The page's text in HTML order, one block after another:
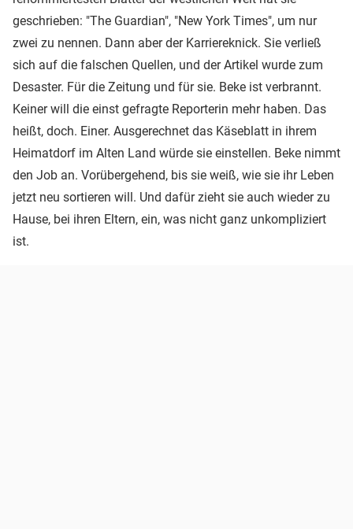
geschrieben: "The Guardian", "New York Times", um nur
zwei zu nennen. Dann aber der Karriereknick. Sie verließ
sich auf die falschen Quellen, und der Artikel wurde zum
Desaster. Für die Zeitung und für sie. Beke ist verbrannt.
Keiner will die einst gefragte Reporterin mehr haben. Das
heißt, doch. Einer. Ausgerechnet das Käseblatt in ihrem
Heimatdorf im Alten Land würde sie einstellen. Beke nimmt
den Job an. Vorübergehend, bis sie weiß, wie sie ihr Leben
jetzt neu sortieren will. Und dafür zieht sie auch wieder zu
Hause, bei ihren Eltern, ein, was nicht ganz unkompliziert
ist.